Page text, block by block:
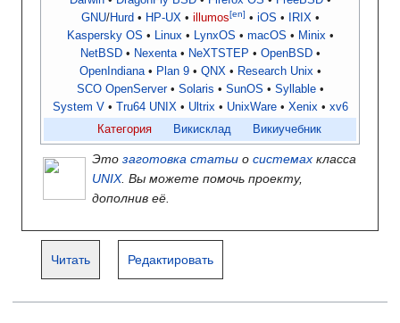
GNU/Hurd HP-UX illumos[en] iOS
IRIX
Kaspersky OS
Linux LynxOS macOS
Minix
NetBSD
Nexenta NeXTSTEP
OpenBSD
OpenIndiana
Plan 9 QNX
Research Unix
SCO OpenServer
Solaris SunOS
Syllable
System V
Tru64 UNIX Ultrix UnixWare Xenix
xv6
Категория
Викисклад Викиучебник
Это заготовка статьи о системах класса
UNIX. Вы можете помочь проекту,
дополнив её.
Читать Редактировать